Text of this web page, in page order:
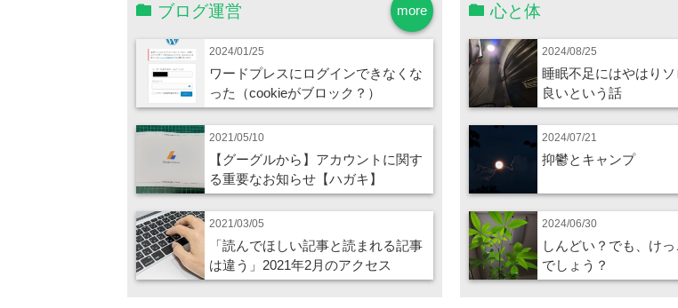
more
ブログ運営
2024/01/25
ワードプレスにログインできなくな
った（cookieがブロック？）
2021/05/10
【グーグルから】アカウントに関す
る重要なお知らせ【ハガキ】
2021/03/05
「読んでほしい記事と読まれる記事
は違う」2021年2月のアクセス
心と体
2024/08/25
睡眠不足にはやはり
良いという話
2024/07/21
抑鬱とキャンプ
2024/06/30
しんどい？でも、け
でしょう？